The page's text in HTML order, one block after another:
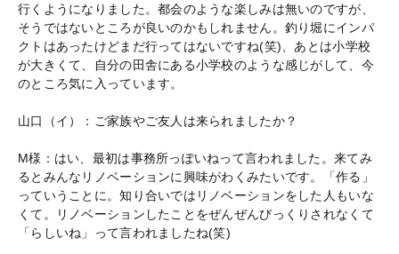
行くようになりました。都会のような楽しみは無いのですが、
そうではないところが良いのかもしれません。釣り堀にインパ
クトはあったけどまだ行ってはないですね(笑)、あとは小学校
が大きくて、自分の田舎にある小学校のような感じがして、今
のところ気に入っています。
山口（イ）：ご家族やご友人は来られましたか？
M様：はい、最初は事務所っぽいねって言われました。来てみ
るとみんなリノベーションに興味がわくみたいです。「作る」
っていうことに。知り合いではリノベーションをした人もいな
くて。リノベーションしたことをぜんぜんびっくりされなくて
「らしいね」って言われましたね(笑)